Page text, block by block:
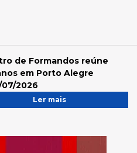
de Formandos reúne
em Porto Alegre
2026
Ler mais